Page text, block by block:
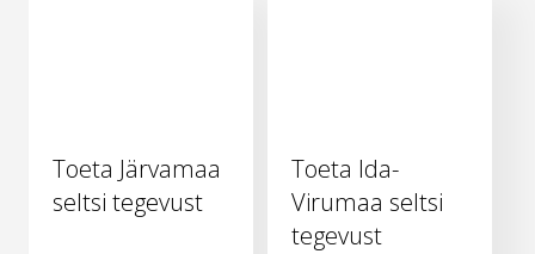
Toeta Järvamaa
seltsi tegevust
Toeta Ida-
Virumaa seltsi
tegevust